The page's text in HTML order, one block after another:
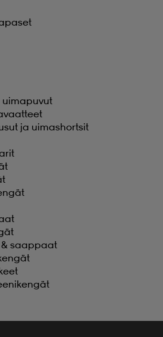
uimapuvut
ja uimashortsit
& saappaat